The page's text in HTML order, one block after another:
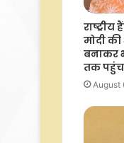
मोदी
बनाकर
तक
August